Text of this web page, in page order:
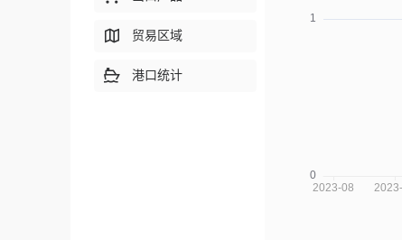
贸易区域
港口统计